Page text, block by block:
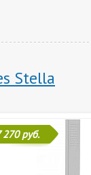
Stella
270 руб.